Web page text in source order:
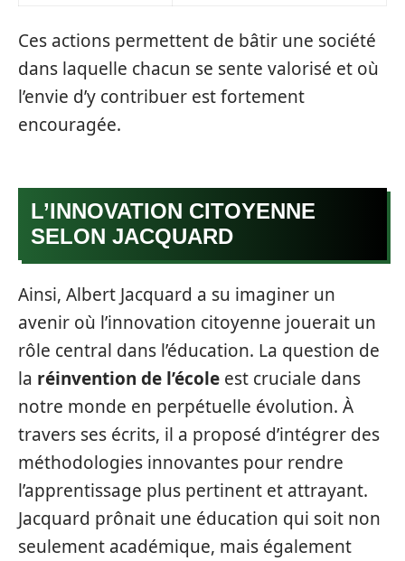
Ces actions permettent de bâtir une société
dans laquelle chacun se sente valorisé et où
l’envie d’y contribuer est fortement
encouragée.
L’INNOVATION CITOYENNE
SELON JACQUARD
Ainsi, Albert Jacquard a su imaginer un
avenir où l’innovation citoyenne jouerait un
rôle central dans l’éducation. La question de
la réinvention de l’école est cruciale dans
notre monde en perpétuelle évolution. À
travers ses écrits, il a proposé d’intégrer des
méthodologies innovantes pour rendre
l’apprentissage plus pertinent et attrayant.
Jacquard prônait une éducation qui soit non
seulement académique, mais également